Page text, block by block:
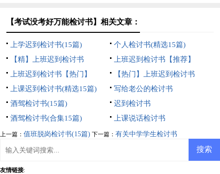
【考试没考好万能检讨书】相关文章：
上学迟到检讨书(15篇)
个人检讨书(精选15篇)
【精】上班迟到检讨书
上班迟到检讨书【推荐】
上班迟到检讨书【热门】
【热门】上班迟到检讨书
上课迟到检讨书(精选15篇)
写给老公的检讨书
酒驾检讨书(15篇)
迟到检讨书
酒驾检讨书(合集15篇)
上课说话检讨书
上一篇： 值班脱岗检讨书(15篇) 下一篇： 有关中学学生检讨书
友情链接: